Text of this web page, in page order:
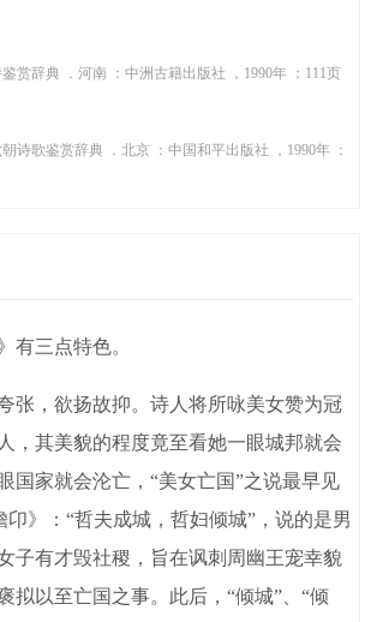
赏辞典 ．河南 ：中洲古籍出版社 ，1990年 ：111页
诗歌鉴赏辞典 ．北京 ：中国和平出版社 ，1990年 ：
三点特色。
，欲扬故抑。诗人将所咏美女赞为冠
，其美貌的程度竟至看她一眼城邦就会
国家就会沦亡，“美女亡国”之说最早见
卬》：“哲夫成城，哲妇倾城”，说的是男
子有才毁社稷，旨在讽刺周幽王宠幸貌
拟以至亡国之事。此后，“倾城”、“倾